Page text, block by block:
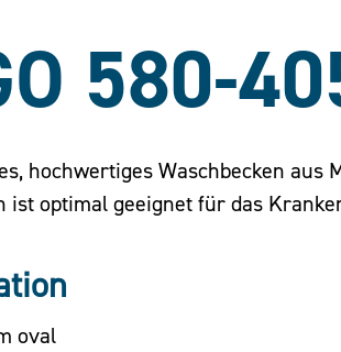
580-
hochwertiges Waschbecken aus
ist optimal geeignet für das
oval